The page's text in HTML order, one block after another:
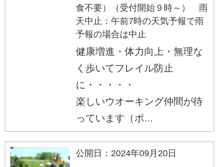
食不要）（受付開始９時～） 雨
天中止：午前7時の天気予報で雨
予報の場合は中止
健康増進・体力向上・無理な
く歩いてフレイル防止
に・・・・・
楽しいウオーキング仲間が待
っています（ポ...
公開日：2024年09月20日